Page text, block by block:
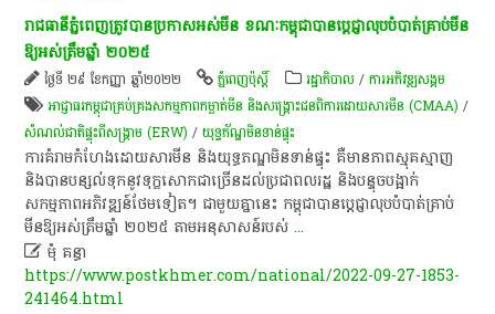
រាជ​ធានីភ្នំពេញ​​ត្រូវបាន​ប្រកាស​អស់​មីន ខណៈកម្ពុជា​បាន​ប្តេជ្ញា​លុប​បំ​បាត់​គ្រាប់​មីន​
ឱ្យ​អស់ត្រឹម​ឆ្នាំ​ ២០២៥
ថ្ងៃទី ២៩ ខែកញ្ញា ឆ្នាំ២០២២ ភ្នំពេញប៉ុស្តិ៍ រដ្ឋាភិបាល /ការ​អភិវឌ្ឍ​សង្គម
អាជ្ញាធរ​កម្ពុជា​គ្រប់គ្រង​សកម្មភាព​កម្ចាត់​មីន និង​សង្គ្រោះ​ជនពិការ​ដោយសារ​មីន (CMAA) /
សំណល់ជាតិផ្ទុះពីសង្គ្រាម (ERW) /យុទ្ធភ័ណ្ឌមិនទាន់ផ្ទុះ
ការ​គំរាម​កំហែង​ដោយសារ​មីន និង​យុទ្ធ​ភណ្ឌមិន​ទាន់​ផ្ទុះ​ គឺមាន​ភាព​ស្មុគស្មាញ​
និង​បាន​បន្សល់​ទុក​នូវ​ទុក្ខ​សោកជាច្រើន​ដល់​ប្រជា​ពលរដ្ឋ​ និង​បន្ទុច​បង្អាក់​
សកម្មភាព​អភិវឌ្ឍន៍​ថែម​ទៀត។ ជាមួយគ្នា​នេះ កម្ពុជា​បាន​ប្តេជ្ញា​លុប​បំ​បាត់​គ្រាប់​
មីន​ឱ្យ​អស់ត្រឹម​ឆ្នាំ​ ២០២៥ តាម​អនុ​សាសន៍​​របស់...
 មុំ គន្ធា
https://www.postkhmer.com/national/2022-09-27-1853-
241464.html